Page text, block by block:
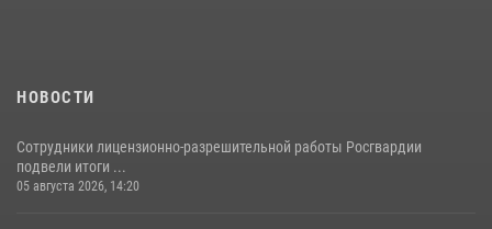
НОВОСТИ
Сотрудники лицензионно-разрешительной работы Росгвардии
подвели итоги ...
05 августа 2026, 14:20